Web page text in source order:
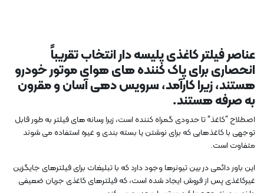
عناصر فیلتر کاغذی پلیسه دار انتخاب تقریباً
انحصاری برای پاک کننده های هوای موتور خودرو
هستند، زیرا کارآمد، سرویس دهی آسان و مقرون
به صرفه هستند.
اصطلاح “کاغذ” تا حدودی گمراه کننده است، زیرا رسانه های فیلتر به طور قابل
توجهی با کاغذهایی که برای نوشتن یا بسته بندی و غیره استفاده می شوند
متفاوت است.
این باور دائمی در بین تیونرها وجود دارد که با تبلیغات برای فیلترهای جایگزین
غیرکاغذی پس از فروش ایجاد شده است، که فیلترهای کاغذی جریان ضعیفی